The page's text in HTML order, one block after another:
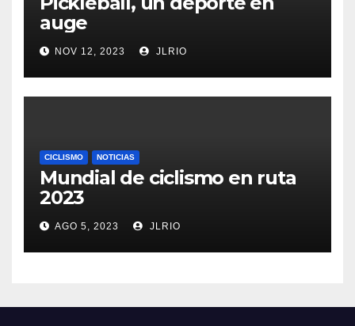
auge
NOV 12, 2023 JLRIO
CICLISMO NOTICIAS
Mundial de ciclismo en ruta
2023
AGO 5, 2023 JLRIO